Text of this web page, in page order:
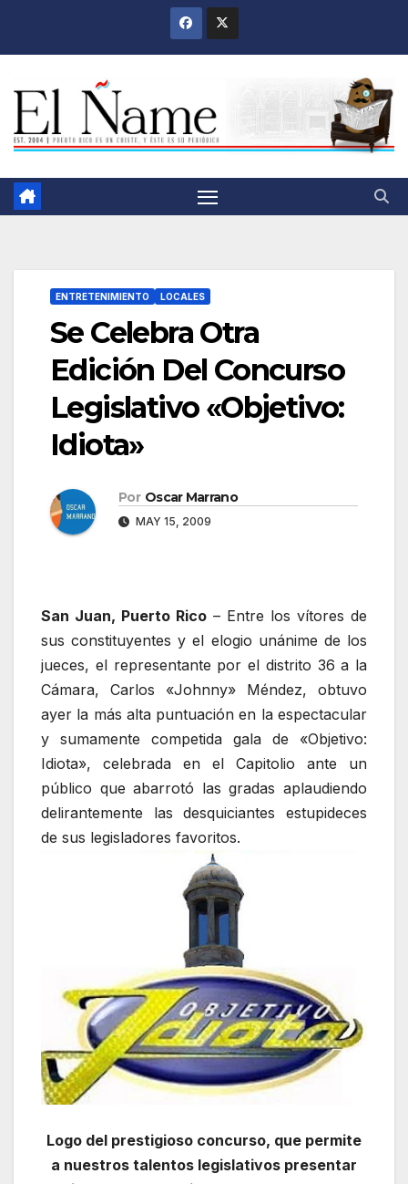
ENTRETENIMIENTO LOCALES
Se Celebra Otra
Edición Del Concurso
Legislativo «Objetivo:
Idiota»
Por Oscar Marrano
MAY 15, 2009
San Juan, Puerto Rico – Entre los vítores de
sus constituyentes y el elogio unánime de los
jueces, el representante por el distrito 36 a la
Cámara, Carlos «Johnny» Méndez, obtuvo
ayer la más alta puntuación en la espectacular
y sumamente competida gala de «Objetivo:
Idiota», celebrada en el Capitolio ante un
público que abarrotó las gradas aplaudiendo
delirantemente las desquiciantes estupideces
de sus legisladores favoritos.
Logo del prestigioso concurso, que permite
a nuestros talentos legislativos presentar